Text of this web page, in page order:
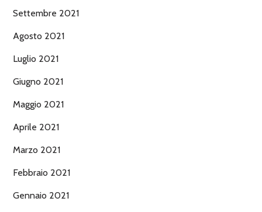
Settembre 2021
Agosto 2021
Luglio 2021
Giugno 2021
Maggio 2021
Aprile 2021
Marzo 2021
Febbraio 2021
Gennaio 2021